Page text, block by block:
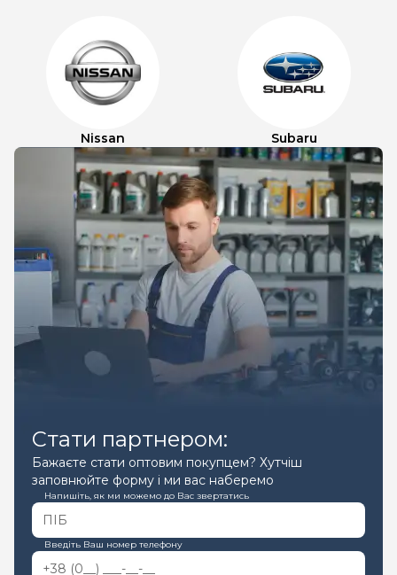
Nissan Subaru
Стати партнером:
Бажаєте стати оптовим покупцем? Хутчіш
заповнюйте форму і ми вас наберемо
Напишіть, як ми можемо до Вас звертатись
Введіть Ваш номер телефону